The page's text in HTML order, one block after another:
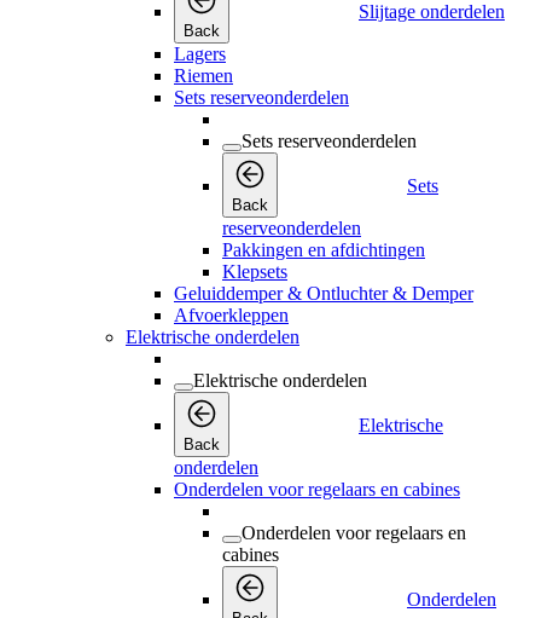
Back
Slijtage onderdelen
Lagers
Riemen
Sets reserveonderdelen
Sets reserveonderdelen
Back
Sets
reserveonderdelen
Pakkingen en afdichtingen
Klepsets
Geluiddemper & Ontluchter & Demper
Afvoerkleppen
Elektrische onderdelen
Elektrische onderdelen
Back
Elektrische
onderdelen
Onderdelen voor regelaars en cabines
Onderdelen voor regelaars en
cabines
Onderdelen